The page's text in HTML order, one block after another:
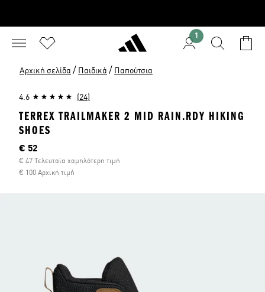
1
Αρχική σελίδα / Παιδικά / Παπούτσια
4.6 (24)
TERREX TRAILMAKER 2 MID RAIN.RDY HIKING
SHOES
Τρέχουσα τιμή
€ 52
€ 47 Τελευταία χαμηλότερη τιμή
€ 100 Αρχική τιμή